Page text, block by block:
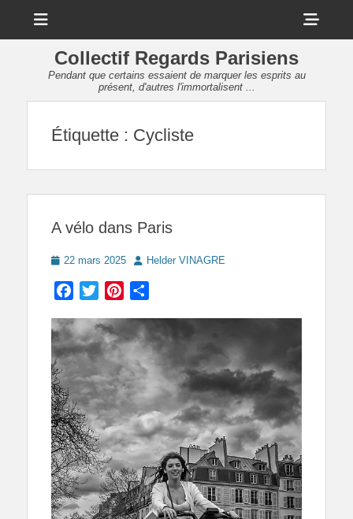
Collectif Regards Parisiens
Pendant que certains essaient de marquer les esprits au
présent, d'autres l'immortalisent ...
Étiquette : Cycliste
A vélo dans Paris
Posted
22 mars 2025 AuthorHelder VINAGRE
Facebook
TwitterPinterest